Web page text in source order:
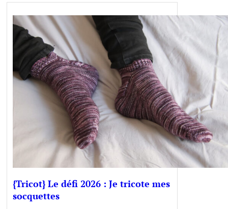
{Tricot} Le défi 2026 : Je tricote mes
socquettes